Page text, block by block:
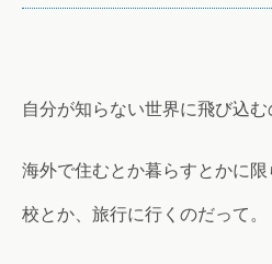
自分が知らない世界に飛び込む
海外で住むとか暮らすとかに
校とか、旅行に行くのだって。